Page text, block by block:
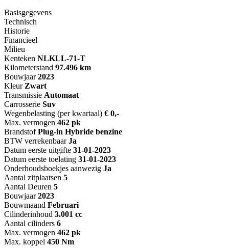
Basisgegevens
Technisch
Historie
Financieel
Milieu
Kenteken NLKLL-71-T
Kilometerstand 97.496 km
Bouwjaar 2023
Kleur Zwart
Transmissie Automaat
Carrosserie Suv
Wegenbelasting (per kwartaal) € 0,-
Max. vermogen 462 pk
Brandstof Plug-in Hybride benzine
BTW verrekenbaar Ja
Datum eerste uitgifte 31-01-2023
Datum eerste toelating 31-01-2023
Onderhoudsboekjes aanwezig Ja
Aantal zitplaatsen 5
Aantal Deuren 5
Bouwjaar 2023
Bouwmaand Februari
Cilinderinhoud 3.001 cc
Aantal cilinders 6
Max. vermogen 462 pk
Max. koppel 450 Nm